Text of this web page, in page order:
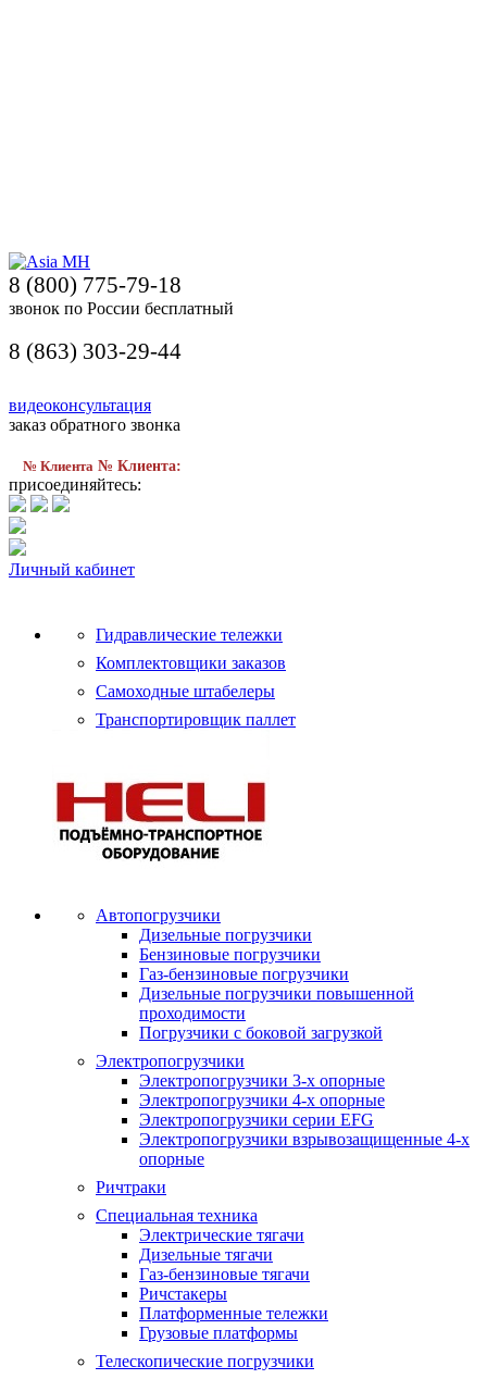
8 (800) 775-79-18
звонок по России бесплатный
8 (863) 303-29-44
видеоконсультация
заказ обратного звонка
№ Клиента № Клиента:
присоединяйтесь:
Личный кабинет
Гидравлические тележки
Комплектовщики заказов
Самоходные штабелеры
Транспортировщик паллет
Автопогрузчики
Дизельные погрузчики
Бензиновые погрузчики
Газ-бензиновые погрузчики
Дизельные погрузчики повышенной
проходимости
Погрузчики с боковой загрузкой
Электропогрузчики
Электропогрузчики 3-х опорные
Электропогрузчики 4-х опорные
Электропогрузчики серии EFG
Электропогрузчики взрывозащищенные 4-х
опорные
Ричтраки
Специальная техника
Электрические тягачи
Дизельные тягачи
Газ-бензиновые тягачи
Ричстакеры
Платформенные тележки
Грузовые платформы
Телескопические погрузчики